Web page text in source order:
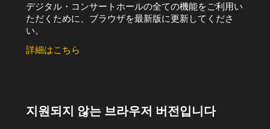
デジタル・コンサートホールの全ての機能をご利用い
ただくために、ブラウザを最新版に更新してくださ
い。
詳細はこちら
지원되지 않는 브라우저 버전입니다